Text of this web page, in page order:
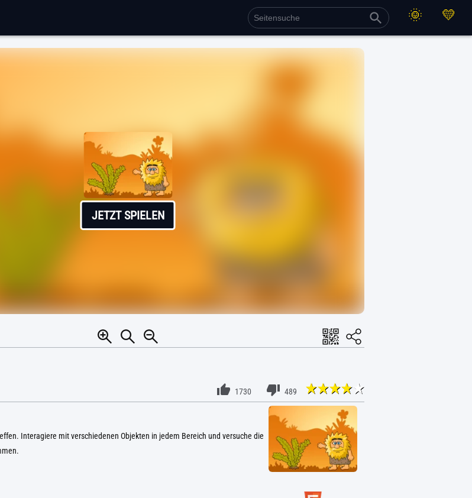
JETZT SPIELEN
1730 489
Interagiere mit verschiedenen Objekten in jedem Bereich und versuche die